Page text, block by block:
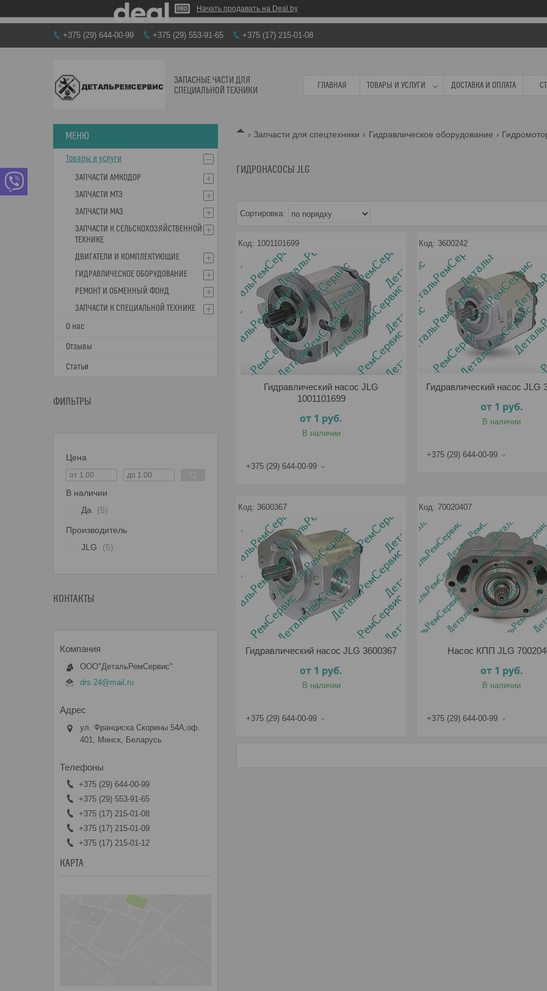
Начать продавать на Deal.by
+375 (29) 644-00-99 +375 (29) 553-91-65 +375 (17) 215-01-08
ЗАПАСНЫЕ ЧАСТИ ДЛЯ
СПЕЦИАЛЬНОЙ ТЕХНИКИ
ГЛАВНАЯ ТОВАРЫ И УСЛУГИ ДОСТАВКА И ОПЛАТА
Запчасти для спецтехники Гидравлическое оборудование
ГИДРОНАСОСЫ JLG
1001101699
Гидравлический насос JLG
1001101699
от 1 руб.
В наличии
+375 (29) 644-00-99
3600242
Гидравлический насос JLG
от 1 руб.
В наличии
+375 (29) 644-00-99
3600367
Гидравлический насос JLG 3600367
от 1 руб.
В наличии
+375 (29) 644-00-99
70020407
Насос КПП JLG
от 1 руб.
В наличии
+375 (29) 644-00-99
Товары и услуги
ЗАПЧАСТИ АМКОДОР
ЗАПЧАСТИ МТЗ
ЗАПЧАСТИ МАЗ
ЗАПЧАСТИ К СЕЛЬСКОХОЗЯЙСТВЕННОЙ
ТЕХНИКЕ
ДВИГАТЕЛИ И КОМПЛЕКТУЮЩИЕ
ГИДРАВЛИЧЕСКОЕ ОБОРУДОВАНИЕ
РЕМОНТ И ОБМЕННЫЙ ФОНД
ЗАПЧАСТИ К СПЕЦИАЛЬНОЙ ТЕХНИКЕ
О нас
Отзывы
Статьи
ФИЛЬТРЫ
Цена
В наличии
Да
5
Производитель
JLG
5
КОНТАКТЫ
ООО"ДетальРемСервис"
drs.24@mail.ru
ул. Франциска Скорины 54А,оф.
401, Минск, Беларусь
+375 (29) 644-00-99
+375 (29) 553-91-65
+375 (17) 215-01-08
+375 (17) 215-01-09
+375 (17) 215-01-12
КАРТА